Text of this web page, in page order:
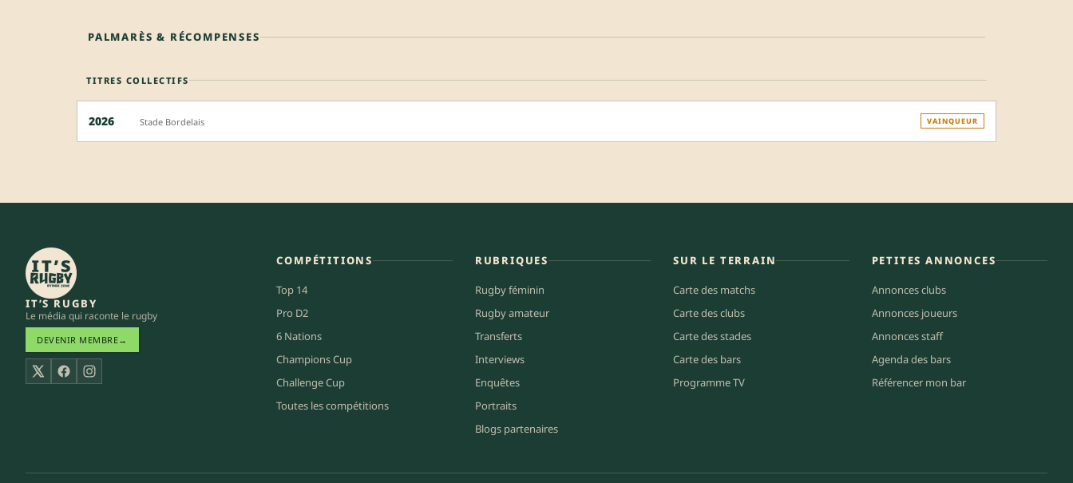
PALMARÈS & RÉCOMPENSES
TITRES COLLECTIFS
2026 Stade Bordelais VAINQUEUR
IT’S RUGBY
Le média qui raconte le rugby
DEVENIR MEMBRE→
X FacebookInstagram
COMPÉTITIONS
Top 14
Pro D2
6 Nations
Champions Cup
Challenge Cup
Toutes les compétitions
RUBRIQUES
Rugby féminin
Rugby amateur
Transferts
Interviews
Enquêtes
Portraits
Blogs partenaires
SUR LE TERRAIN
Carte des matchs
Carte des clubs
Carte des stades
Carte des bars
Programme TV
PETITES ANNONCES
Annonces clubs
Annonces joueurs
Annonces staff
Agenda des bars
Référencer mon bar